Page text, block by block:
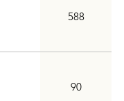
588
90